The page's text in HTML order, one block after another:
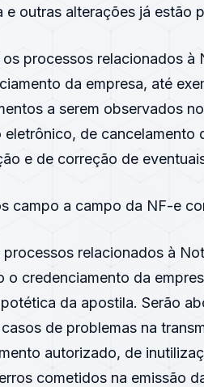
e outras alterações já estão
processos relacionados à
da empresa, até
a serem observados
de
e de correção de
campo a campo da NF-e
relacionados à
o credenciamento da
da apostila. Serão
de problemas na
autorizado, de
cometidos na emissão